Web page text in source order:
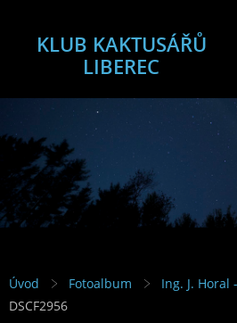
KLUB KAKTUSÁŘŮ
LIBEREC
Úvod Fotoalbum
Ing. J. Horal
DSCF2956